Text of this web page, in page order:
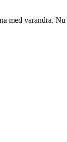
med varandra. Nu